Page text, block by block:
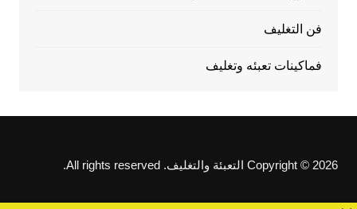
فن التغليف
فماكينات تعبئه وتغليف
Copyright © 2026 التعبئة والتغليف. All rights reserved.